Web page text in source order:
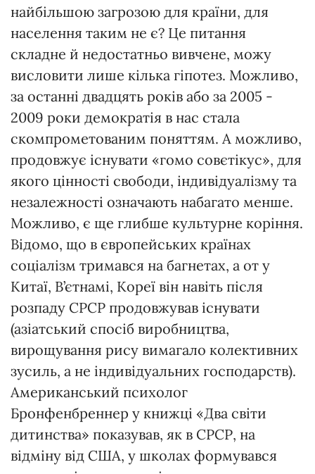
найбільшою загрозою для країни, для
населення таким не є? Це питання
складне й недостатньо вивчене, можу
висловити лише кілька гіпотез. Можливо,
за останні двадцять років або за 2005 -
2009 роки демократія в нас стала
скомпрометованим поняттям. А можливо,
продовжує існувати «гомо совєтікус», для
якого цінності свободи, індивідуалізму та
незалежності означають набагато менше.
Можливо, є ще глибше культурне коріння.
Відомо, що в європейських країнах
соціалізм тримався на багнетах, а от у
Китаї, В’єтнамі, Кореї він навіть після
розпаду СРСР продовжував існувати
(азіатський спосіб виробництва,
вирощування рису вимагало колективних
зусиль, а не індивідуальних господарств).
Американський психолог
Бронфенбреннер у книжці «Два світи
дитинства» показував, як в СРСР, на
відміну від США, у школах формувався